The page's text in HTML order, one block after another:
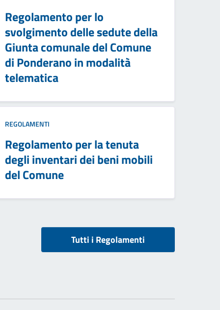
Regolamento per lo
svolgimento delle sedute della
Giunta comunale del Comune
di Ponderano in modalità
telematica
REGOLAMENTI
Regolamento per la tenuta
degli inventari dei beni mobili
del Comune
Tutti i Regolamenti